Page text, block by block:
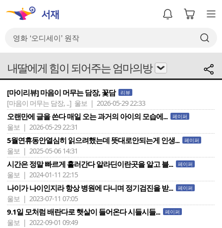
내딸에게 힘이 되어주는 엄마의방
[마이리뷰] 마음이 머무는 담장, 꽃담 리뷰
[마음이 머무는 담장, ..] 울보 | 2026-05-29 22:33
오랜만에 글을 쓴다 매일 오는 과거의 아이의 모습에... 페이퍼
울보 | 2026-05-29 22:31
5월연휴동안열심히 읽으려했는데 뜻대로안되는게 인생... 페이퍼
울보 | 2025-05-06 14:31
시간은 정말 빠르게 흘러간다 알라딘이란곳을 알고 블... 페이퍼
울보 | 2024-01-11 22:15
나이가 나이인지라 항상 병원에 다니며 정기검진을 받... 페이퍼
울보 | 2023-07-11 07:05
9.1일 모처럼 배란다로 햇살이 들어온다 시들시들... 페이퍼
울보 | 2022-09-01 09:49